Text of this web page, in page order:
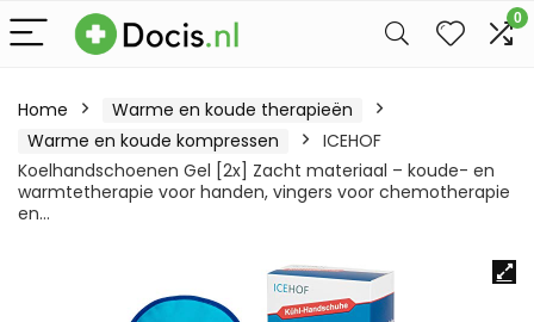
0
Home
Warme en koude therapieën
Warme en koude kompressen
ICEHOF
Koelhandschoenen Gel [2x] Zacht materiaal – koude- en
warmtetherapie voor handen, vingers voor chemotherapie
en…